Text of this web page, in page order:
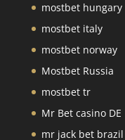
mostbet hungary
mostbet italy
mostbet norway
Mostbet Russia
mostbet tr
Mr Bet casino DE
mr jack bet brazil